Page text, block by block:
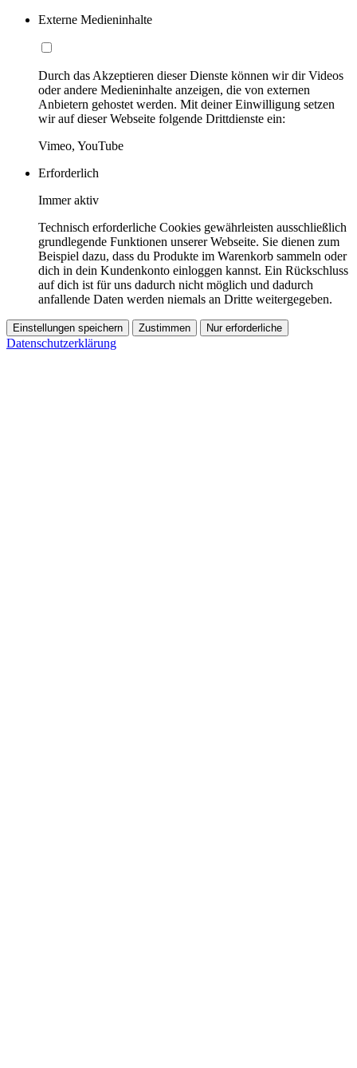
Externe Medieninhalte
Durch das Akzeptieren dieser Dienste können wir dir Videos
oder andere Medieninhalte anzeigen, die von externen
Anbietern gehostet werden. Mit deiner Einwilligung setzen
wir auf dieser Webseite folgende Drittdienste ein:
Vimeo, YouTube
Erforderlich
Immer aktiv
Technisch erforderliche Cookies gewährleisten ausschließlich
grundlegende Funktionen unserer Webseite. Sie dienen zum
Beispiel dazu, dass du Produkte im Warenkorb sammeln oder
dich in dein Kundenkonto einloggen kannst. Ein Rückschluss
auf dich ist für uns dadurch nicht möglich und dadurch
anfallende Daten werden niemals an Dritte weitergegeben.
Einstellungen speichern Zustimmen Nur erforderliche
Datenschutzerklärung